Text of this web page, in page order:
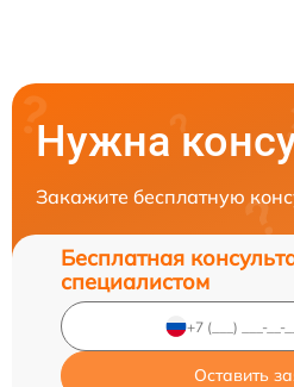
Нужна
Закажите бесплатную
Бесплатная
специалистом
Оставить